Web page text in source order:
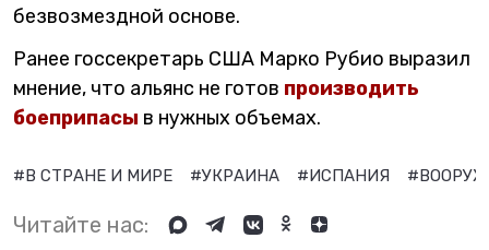
безвозмездной основе.
Ранее госсекретарь США Марко Рубио выразил
мнение, что альянс не готов производить
боеприпасы в нужных объемах.
#В СТРАНЕ И МИРЕ #УКРАИНА #ИСПАНИЯ
Читайте нас: